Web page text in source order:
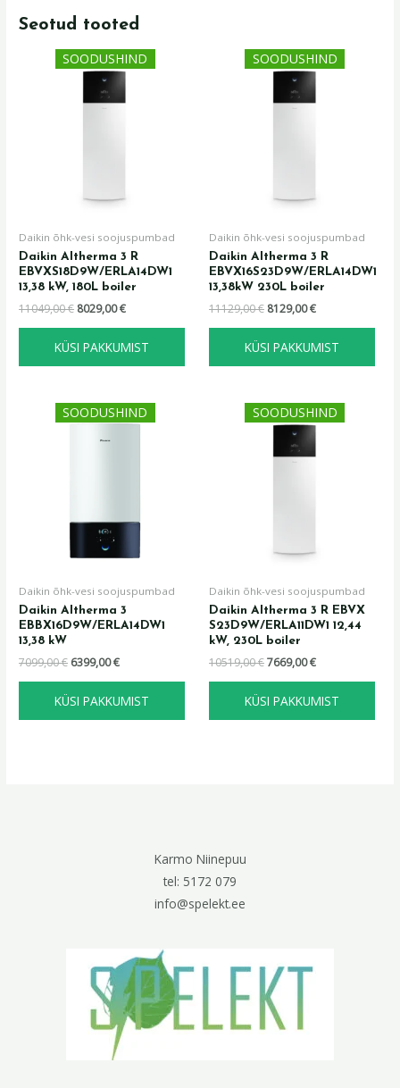
Seotud tooted
SOODUSHIND
Daikin õhk-vesi soojuspumbad
Daikin Altherma 3 R
EBVXS18D9W/ERLA14DW1
13,38 kW, 180L boiler
11049,00€
Algne
hind
11049,00 €.
8029,00€
Praegune
hind
KÜSI PAKKUMIST
SOODUSHIND
Daikin õhk-vesi soojuspumbad
Daikin Altherma 3 R
EBVX16S23D9W/ERLA14DW1
13,38kW 230L boiler
11129,00€
Algne
hind
11129,00 €.
8129,00€
Praegune
hind
KÜSI PAKKUMIST
SOODUSHIND
Daikin õhk-vesi soojuspumbad
Daikin Altherma 3
EBBX16D9W/ERLA14DW1
13,38 kW
7099,00€
Algne
hind
6399,00€
Praegune
hind
KÜSI PAKKUMIST
SOODUSHIND
Daikin õhk-vesi soojuspumbad
Daikin Altherma 3 R EBVX
S23D9W/ERLA11DW1 12,44
kW, 230L boiler
10519,00€
Algne
hind
10519,00 €.
7669,00€
Praegune
hind
KÜSI PAKKUMIST
Karmo Niinepuu
tel: 5172 079
info@spelekt.ee